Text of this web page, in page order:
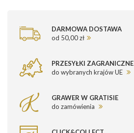
DARMOWA DOSTAWA
od 50,00 zł
PRZESYŁKI ZAGRANICZNE
do wybranych krajów UE
GRAWER W GRATISIE
do zamówienia